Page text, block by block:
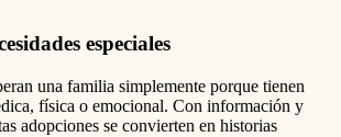
especiales
una familia simplemente porque tienen
física o emocional. Con información y
adopciones se convierten en historias